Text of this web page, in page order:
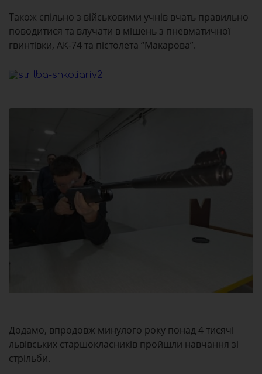
Також спільно з військовими учнів вчать правильно
поводитися та влучати в мішень з пневматичної
гвинтівки, АК-74 та пістолета “Макарова”.
Додамо, впродовж минулого року понад 4 тисячі
львівських старшокласників пройшли навчання зі
стрільби.